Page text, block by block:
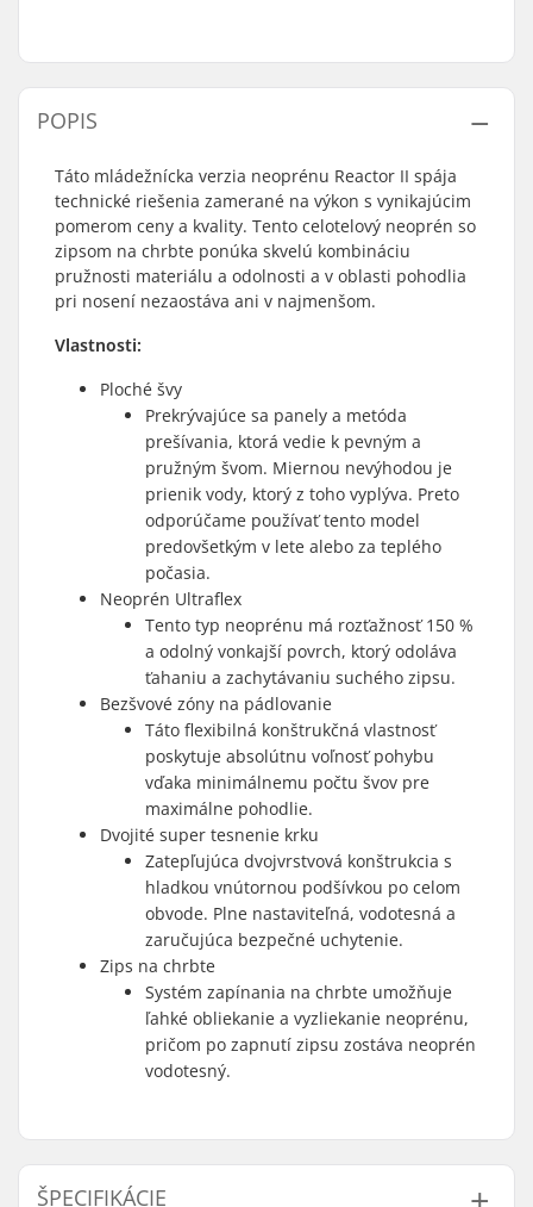
POPIS
Táto mládežnícka verzia neoprénu Reactor II spája
technické riešenia zamerané na výkon s vynikajúcim
pomerom ceny a kvality. Tento celotelový neoprén so
zipsom na chrbte ponúka skvelú kombináciu
pružnosti materiálu a odolnosti a v oblasti pohodlia
pri nosení nezaostáva ani v najmenšom.
Vlastnosti:
Ploché švy
Prekrývajúce sa panely a metóda
prešívania, ktorá vedie k pevným a
pružným švom. Miernou nevýhodou je
prienik vody, ktorý z toho vyplýva. Preto
odporúčame používať tento model
predovšetkým v lete alebo za teplého
počasia.
Neoprén Ultraflex
Tento typ neoprénu má rozťažnosť 150 %
a odolný vonkajší povrch, ktorý odoláva
ťahaniu a zachytávaniu suchého zipsu.
Bezšvové zóny na pádlovanie
Táto flexibilná konštrukčná vlastnosť
poskytuje absolútnu voľnosť pohybu
vďaka minimálnemu počtu švov pre
maximálne pohodlie.
Dvojité super tesnenie krku
Zatepľujúca dvojvrstvová konštrukcia s
hladkou vnútornou podšívkou po celom
obvode. Plne nastaviteľná, vodotesná a
zaručujúca bezpečné uchytenie.
Zips na chrbte
Systém zapínania na chrbte umožňuje
ľahké obliekanie a vyzliekanie neoprénu,
pričom po zapnutí zipsu zostáva neoprén
vodotesný.
ŠPECIFIKÁCIE